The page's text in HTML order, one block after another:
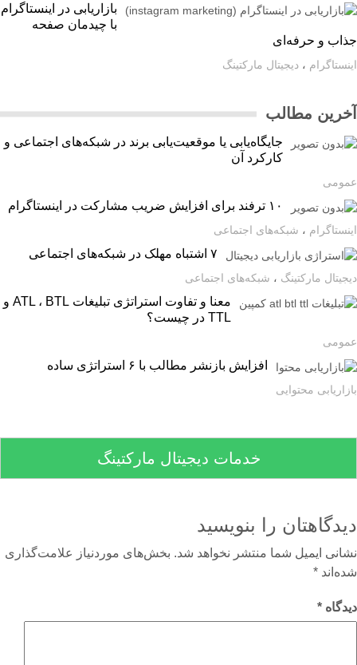
بازاریابی در اینستاگرام
با چیدمان صفحه
و حرفه‌ای
،دیجیتال مارکتینگ
مطالب
جایگاه‌یابی یا موقعیت‌یابی برند در شبکه‌های اجتماعی و
کارکرد آن
۱۰ ترفند برای افزایش ضریب مشارکت در اینستاگرام
،شبکه‌های اجتماعی
مارکتینگ،شبکه‌های اجتماعی
معنا و تفاوت استراتژی تبلیغات ATL ، BTL و
TTL در چیست؟
افزایش بازنشر مطالب با ۶ استراتژی ساده
محتوایی
خدمات دیجیتال مارکتینگ
را بنویسید
ایمیل شما منتشر نخواهد شد. بخش‌های موردنیاز علامت‌گذاری
*
*